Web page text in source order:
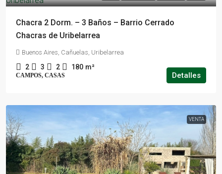
Chacra 2 Dorm. – 3 Baños – Barrio Cerrado
Chacras de Uribelarrea
Buenos Aires, Cañuelas, Uribelarrea
2 3 2 180 m²
CAMPOS, CASAS Detalles
VENTA